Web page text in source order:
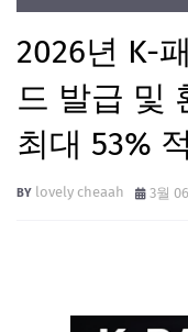
2026년 K-
드 발급 및
최대 53%
lovely cheaah 3월